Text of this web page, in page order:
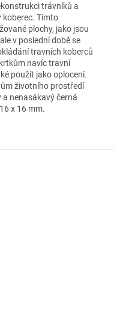
trávníků a
koberec. Tímto
plochy, jako jsou
v poslední době se
travních koberců
navíc travní
použít jako oplocení.
životního prostředí
nenasákavý černá
x 16 mm.